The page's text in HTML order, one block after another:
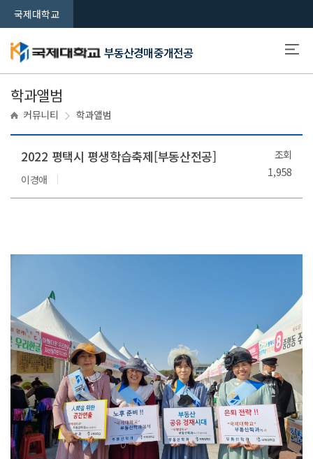
국제대학교
부동산경매중개전공
커뮤니티 학과앨범
학과앨범
2022 평택시 평생학습축제[부동산전공]
조회
1,958
이경애